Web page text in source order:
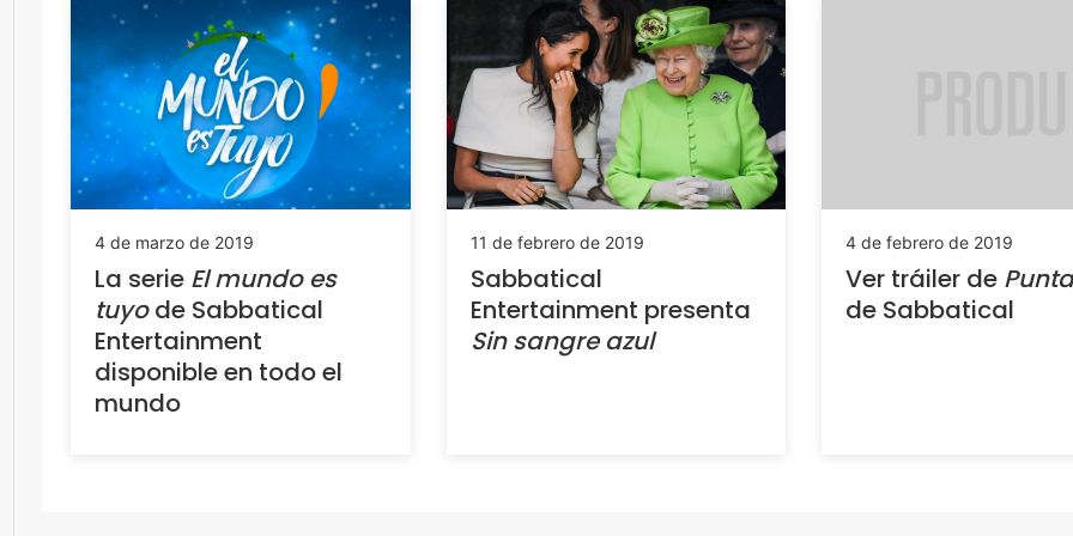
4 de marzo de 2019
La serie El mundo es
tuyode Sabbatical
Entertainment
disponible en todo el
mundo
11 de febrero de 2019
Sabbatical
Entertainment presenta
Sin sangre azul
4 de febrero de 2019
Ver tráiler de
de Sabbatical